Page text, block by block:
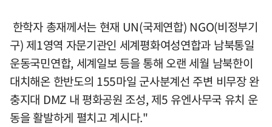
한학자 총재께서는 현재 UN(국제연합) NGO(비정부기
구) 제1영역 자문기관인 세계평화여성연합과 남북통일
운동국민연합, 세계일보 등을 통해 오랜 세월 남북한이
대치해온 한반도의 155마일 군사분계선 주변 비무장 완
충지대 DMZ 내 평화공원 조성, 제5 유엔사무국 유치 운
동을 활발하게 펼치고 계시다."